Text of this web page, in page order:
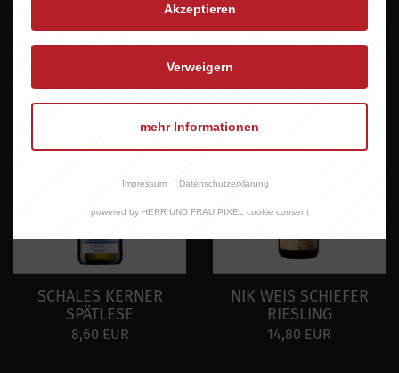
SCHALES KERNER
SPÄTLESE
8,60 EUR
NIK WEIS SCHIEFER
RIESLING
14,80 EUR
Akzeptieren
Verweigern
mehr Informationen
Impressum Datenschutzerklärung
powered by HERR UND FRAU PIXEL cookie consent